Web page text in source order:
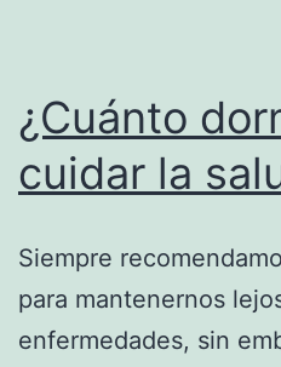
¿Cuánto
cuidar la
Siempre
para mantenernos
enfermedades, sin